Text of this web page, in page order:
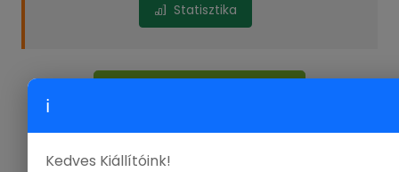
Statisztika
ℹ
Kedves Kiállítóink!